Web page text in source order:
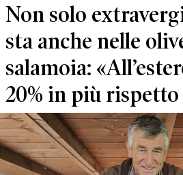
Non solo
sta anche nelle
salamoia:
20% in più